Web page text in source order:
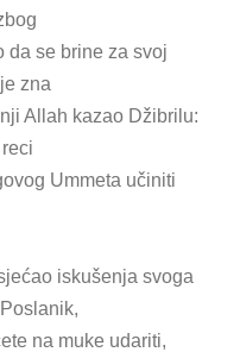
da se brine za svoj
zna
Allah kazao Džibrilu:
Ummeta učiniti
iskušenja svoga
na muke udariti,